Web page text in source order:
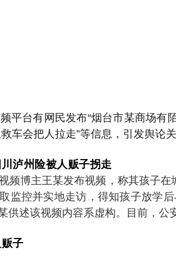
平台有网民发布“烟台市某商场有
车会把人拉走”等信息，引发舆论
泸州险被人贩子拐走
频博主王某发布视频，称其孩子在
监控并实地走访，得知孩子放学
供述该视频内容系虚构。目前，公
子